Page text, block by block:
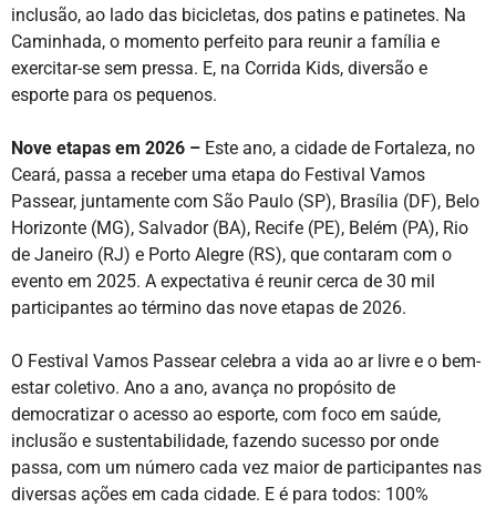
inclusão, ao lado das bicicletas, dos patins e patinetes. Na
Caminhada, o momento perfeito para reunir a família e
exercitar-se sem pressa. E, na Corrida Kids, diversão e
esporte para os pequenos.
Nove etapas em 2026 – Este ano, a cidade de Fortaleza, no
Ceará, passa a receber uma etapa do Festival Vamos
Passear, juntamente com São Paulo (SP), Brasília (DF), Belo
Horizonte (MG), Salvador (BA), Recife (PE), Belém (PA), Rio
de Janeiro (RJ) e Porto Alegre (RS), que contaram com o
evento em 2025. A expectativa é reunir cerca de 30 mil
participantes ao término das nove etapas de 2026.
O Festival Vamos Passear celebra a vida ao ar livre e o bem-
estar coletivo. Ano a ano, avança no propósito de
democratizar o acesso ao esporte, com foco em saúde,
inclusão e sustentabilidade, fazendo sucesso por onde
passa, com um número cada vez maior de participantes nas
diversas ações em cada cidade. E é para todos: 100%